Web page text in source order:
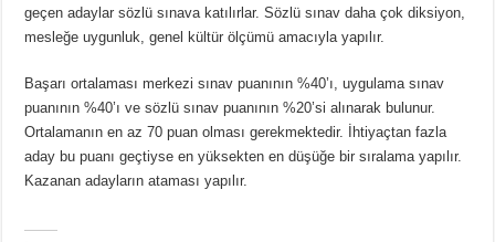
geçen adaylar sözlü sınava katılırlar. Sözlü sınav daha çok diksiyon,
mesleğe uygunluk, genel kültür ölçümü amacıyla yapılır.
Başarı ortalaması merkezi sınav puanının %40’ı, uygulama sınav
puanının %40’ı ve sözlü sınav puanının %20’si alınarak bulunur.
Ortalamanın en az 70 puan olması gerekmektedir. İhtiyaçtan fazla
aday bu puanı geçtiyse en yüksekten en düşüğe bir sıralama yapılır.
Kazanan adayların ataması yapılır.